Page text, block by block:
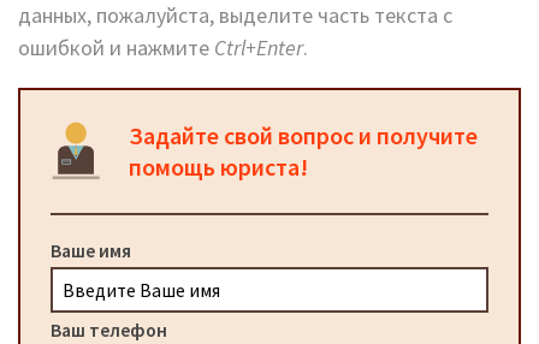
данных, пожалуйста, выделите часть текста с
ошибкой и нажмите Ctrl+Enter.
Задайте свой вопрос и получите
помощь юриста!
Ваше имя
Ваш телефон